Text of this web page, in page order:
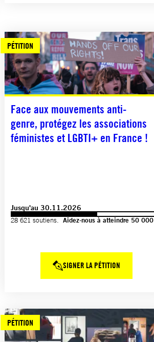
PÉTITION
Face aux mouvements anti-
genre, protégez les associations
féministes et LGBTI+ en France !
Jusqu'au 30.11.2026
28 621 soutiens. Aidez-nous à atteindre 50 000
SIGNER LA PÉTITION
PÉTITION